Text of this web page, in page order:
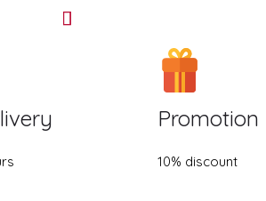
Promotion
10% discount